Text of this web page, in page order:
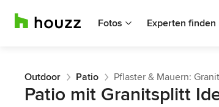
Fotos Experten finden
Outdoor Patio Pflaster & Mauern:
Patio mit Granitsplitt